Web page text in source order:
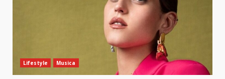
Lifestyle Musica